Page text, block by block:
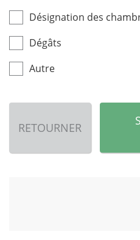
Désignation des
Dégâts
Autre
RETOURNER